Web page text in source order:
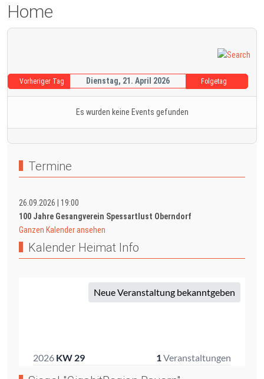
Home
Vorheriger Tag Dienstag, 21. April 2026 Folgetag
Es wurden keine Events gefunden
Termine
26.09.2026
19:00
100 Jahre Gesangverein Spessartlust Oberndorf
Ganzen Kalender ansehen
Kalender Heimat Info